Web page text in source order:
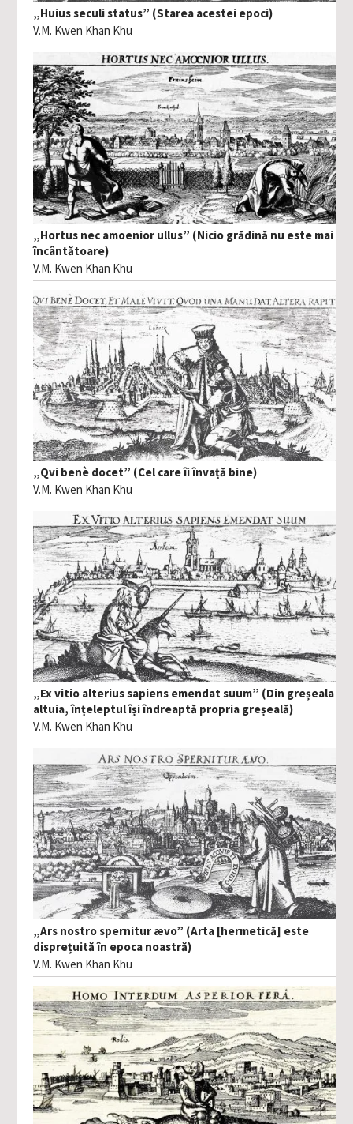
„Huius seculi status” (Starea acestei epoci)
V.M. Kwen Khan Khu
„Hortus nec amoenior ullus” (Nicio grădină nu este mai
încântătoare)
V.M. Kwen Khan Khu
„Qvi benè docet” (Cel care îi învață bine)
V.M. Kwen Khan Khu
„Ex vitio alterius sapiens emendat suum” (Din greșeala
altuia, înțeleptul își îndreaptă propria greșeală)
V.M. Kwen Khan Khu
„Ars nostro spernitur ævo” (Arta [hermetică] este
disprețuită în epoca noastră)
V.M. Kwen Khan Khu